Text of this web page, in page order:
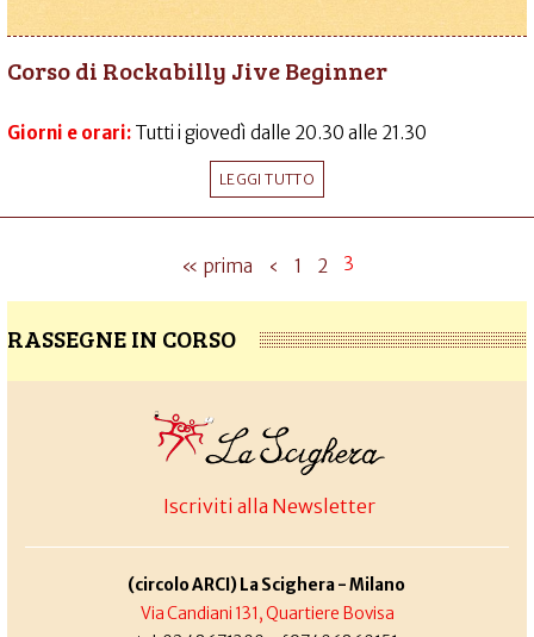
Corso di Rockabilly Jive Beginner
Giorni e orari: Tutti i giovedì dalle 20.30 alle 21.30
LEGGI TUTTO
« prima ‹ 1 2 3
RASSEGNE IN CORSO
Iscriviti alla Newsletter
(circolo ARCI) La Scighera - Milano
Via Candiani 131, Quartiere Bovisa